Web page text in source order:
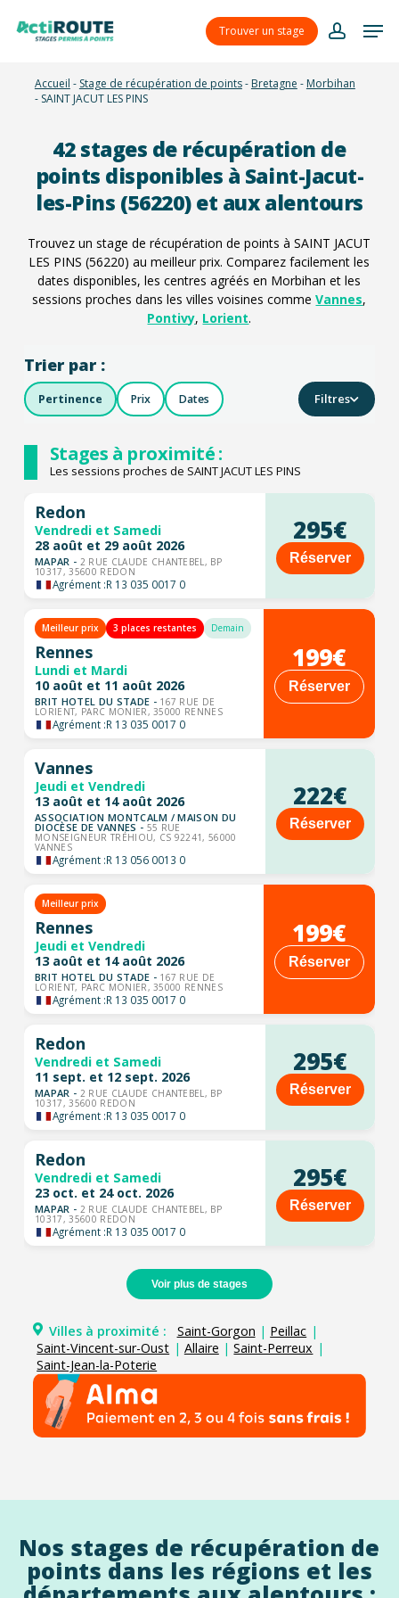
Trouver un stage
account
Accueil - Stage de récupération de points- Bretagne - Morbihan
- SAINT JACUT LES PINS
42stages de récupération de
points disponibles à Saint-Jacut-
les-Pins (56220) et aux alentours
Trouvez un stage de récupération de points à SAINT JACUT
LES PINS (56220) au meilleur prix. Comparez facilement les
dates disponibles, les centres agréés en Morbihan et les
sessions proches dans les villes voisines commeVannes,
Pontivy, Lorient.
Trier par :
Pertinence Prix Dates Filtres
Stages à proximité :
Les sessions proches de SAINT JACUT LES PINS
Redon
Vendredi et Samedi
28 août et 29 août 2026
MAPAR - 2 RUE CLAUDE CHANTEBEL, BP
10317, 35600 REDON
Agrément :R 13 035 0017 0
295€
Réserver
Meilleur prix 3 places restantes Demain
Rennes
Lundi et Mardi
10 août et 11 août 2026
BRIT HOTEL DU STADE - 167 RUE DE
LORIENT, PARC MONIER, 35000 RENNES
Agrément :R 13 035 0017 0
199€
Réserver
Vannes
Jeudi et Vendredi
13 août et 14 août 2026
ASSOCIATION MONTCALM / MAISON DU
DIOCÈSE DE VANNES - 55 RUE
MONSEIGNEUR TRÉHIOU, CS 92241, 56000
VANNES
Agrément :R 13 056 0013 0
222€
Réserver
Meilleur prix
Rennes
Jeudi et Vendredi
13 août et 14 août 2026
BRIT HOTEL DU STADE - 167 RUE DE
LORIENT, PARC MONIER, 35000 RENNES
Agrément :R 13 035 0017 0
199€
Réserver
Redon
Vendredi et Samedi
11 sept. et 12 sept. 2026
MAPAR - 2 RUE CLAUDE CHANTEBEL, BP
10317, 35600 REDON
Agrément :R 13 035 0017 0
295€
Réserver
Redon
Vendredi et Samedi
23 oct. et 24 oct. 2026
MAPAR - 2 RUE CLAUDE CHANTEBEL, BP
10317, 35600 REDON
Agrément :R 13 035 0017 0
295€
Réserver
Voir plus de stages
Villes à proximité : Saint-Gorgon | Peillac |
Saint-Vincent-sur-Oust | Allaire | Saint-Perreux |
Saint-Jean-la-Poterie
Nos stages de récupération de
points dans les régions et les